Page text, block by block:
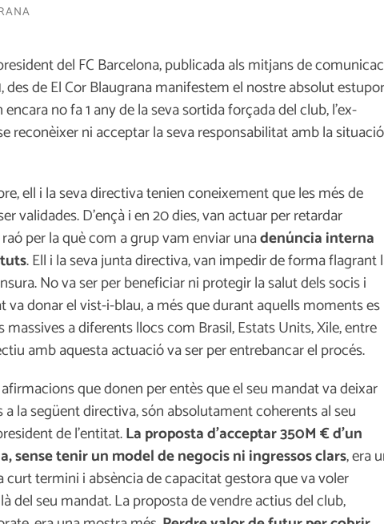
del FC Barcelona, publicada als mitjans de
des de El Cor Blaugrana manifestem el nostre absolut
no fa 1 any de la seva sortida forçada del club, l’ex-
reconèixer ni acceptar la seva responsabilitat amb la situació
ell i la seva directiva tenien coneixement que les més de
validades. D’ençà i en 20 dies, van actuar per retardar
per la què com a grup vam enviar unadenúncia interna
. Ell i la seva junta directiva, van impedir de forma flagrant
No va ser per beneficiar ni protegir la salut dels socis i
va donar el vist-i-blau, a més que durant aquells moments es
a diferents llocs com Brasil, Estats Units, Xile, entre
amb aquesta actuació va ser per entrebancar el procés.
afirmacions que donen per entès que el seu mandat va deixar
a la següent directiva, són absolutament coherents al seu
de l’entitat.La proposta d’acceptar 350M € d’un
sense tenir un model de negocis ni ingressos clars, era
curt termini i absència de capacitat gestora que va voler
del seu mandat. La proposta de vendre actius del club,